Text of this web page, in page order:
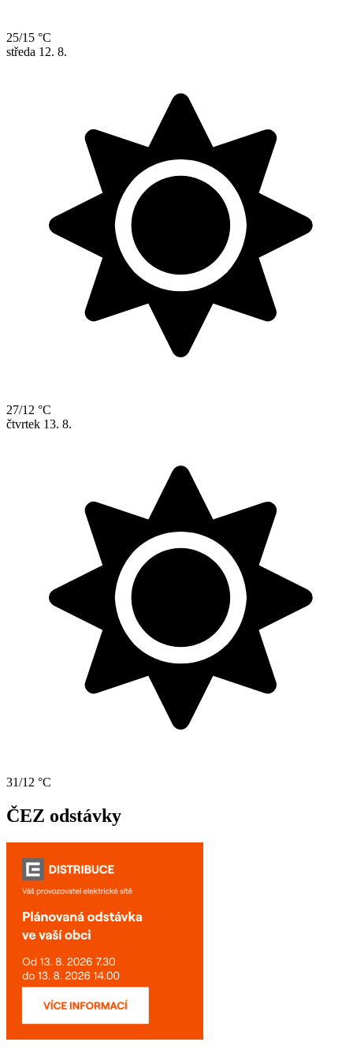
25/15 °C
středa 12. 8.
27/12 °C
čtvrtek 13. 8.
31/12 °C
ČEZ odstávky